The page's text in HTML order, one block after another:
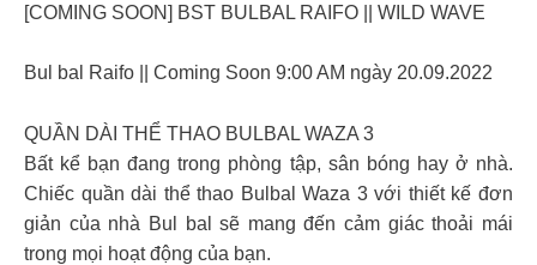
[COMING SOON] BST BULBAL RAIFO || WILD WAVE
Bul bal Raifo || Coming Soon 9:00 AM ngày 20.09.2022
QUẦN DÀI THỂ THAO BULBAL WAZA 3
Bất kể bạn đang trong phòng tập, sân bóng hay ở nhà.
Chiếc quần dài thể thao Bulbal Waza 3 với thiết kế đơn
giản của nhà Bul bal sẽ mang đến cảm giác thoải mái
trong mọi hoạt động của bạn.